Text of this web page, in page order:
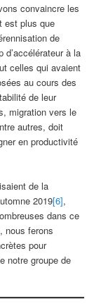
convaincre les
est plus que
de
à la
celles qui avaient
au cours des
de leur
migration vers le
autres, doit
en productivité
de la
2019[6],
dans ce
nous ferons
pour
notre groupe de